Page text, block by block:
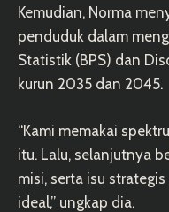
Kemudian, Norma
penduduk dalam
Statistik (BPS) dan
kurun 2035 dan 2045.
“Kami memakai
itu. Lalu, selanjutnya
misi, serta isu
ideal,” ungkap dia.